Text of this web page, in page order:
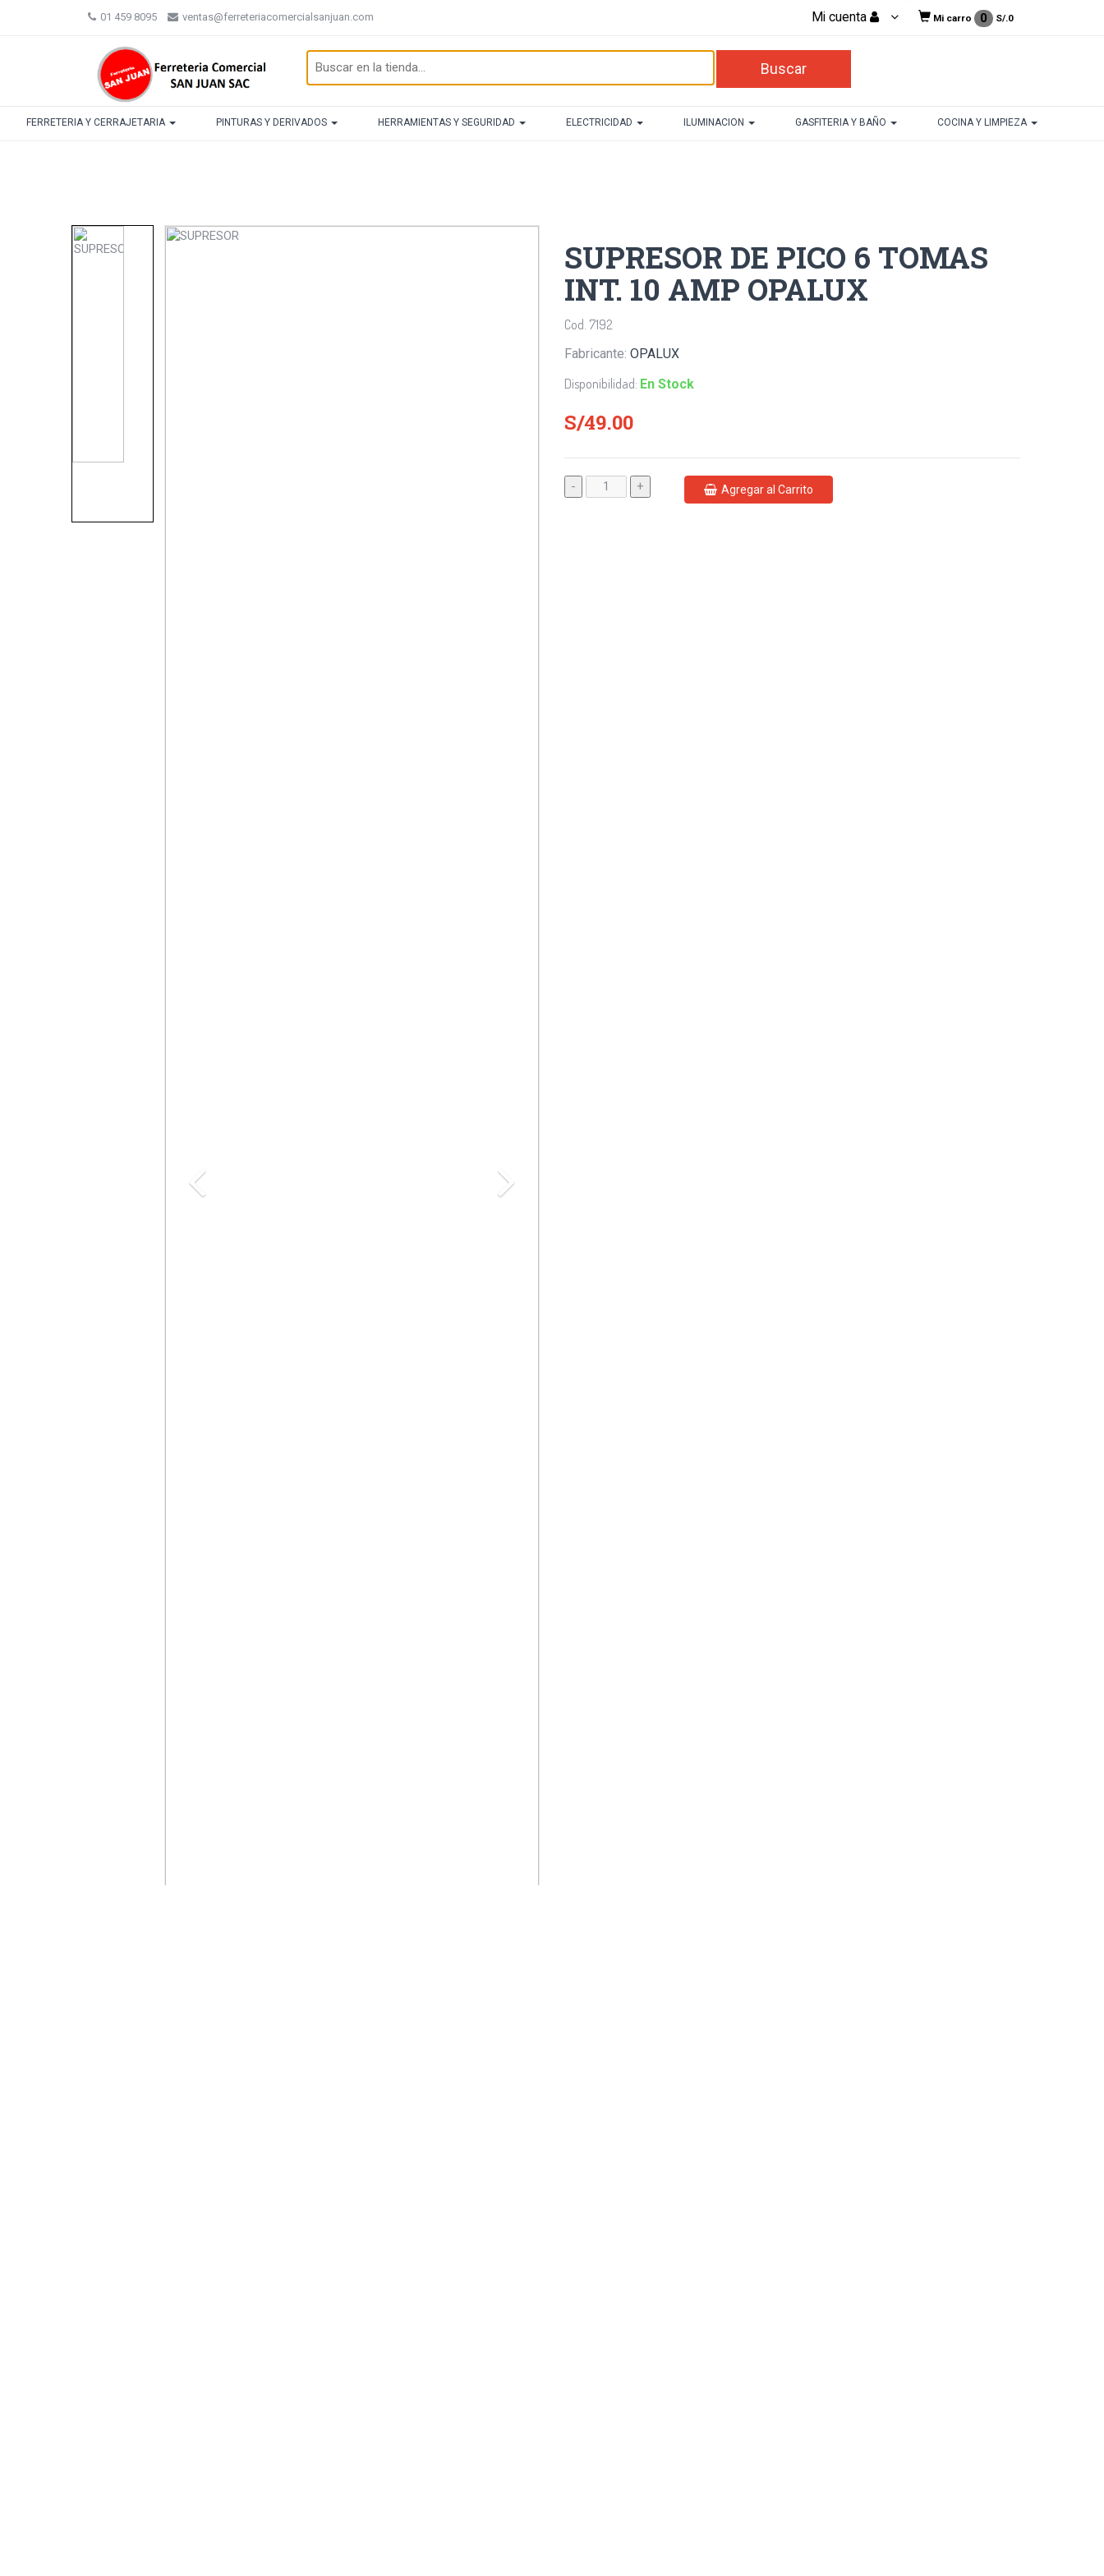
01 459 8095 ventas@ferreteriacomercialsanjuan.com Mi cuenta Mi carro 0 S/.0
FERRETERIA Y CERRAJETARIA PINTURAS Y DERIVADOS HERRAMIENTAS Y SEGURIDAD ELECTRICIDAD ILUMINACION GASFITERIA Y BAÑO COCINA Y LIMPIEZA
SUPRESOR DE PICO 6 TOMAS
INT. 10 AMP OPALUX
Cod. 7192
Fabricante: OPALUX
Disponibilidad: En Stock
S/49.00
- + Agregar al Carrito